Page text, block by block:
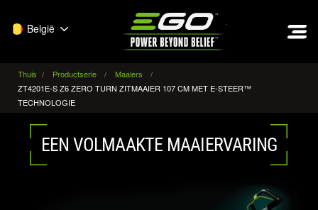
België
Thuis Productserie
Maaiers
ZT4201E-S Z6 ZERO TURN ZITMAAIER 107 CM MET E-STEER™
TECHNOLOGIE
EEN VOLMAAKTE MAAIERVARING